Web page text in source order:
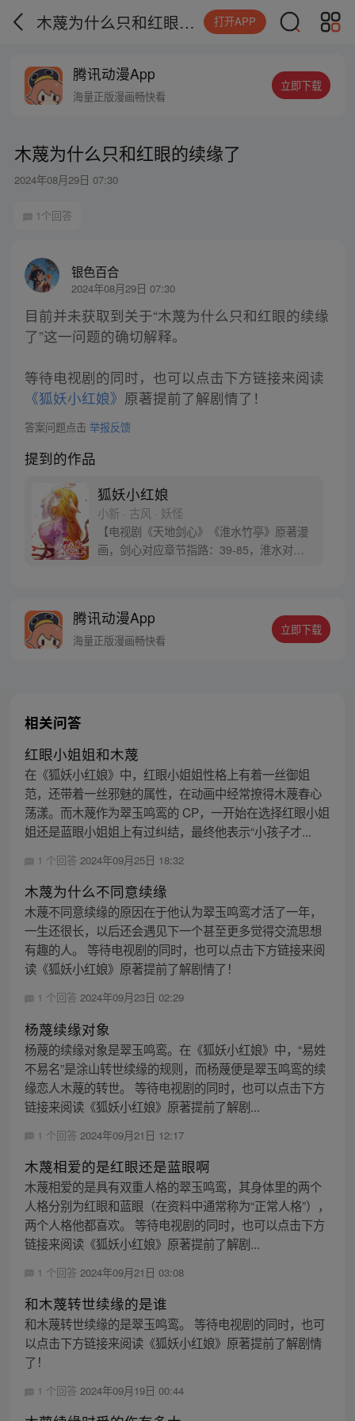
木蔑为什么只和红眼的续缘了 打开APP
腾讯动漫App
海量正版漫画畅快看
立即下载
木蔑为什么只和红眼的续缘了
2024年08月29日 07:30
1个回答
银色百合
2024年08月29日 07:30
目前并未获取到关于“木蔑为什么只和红眼的续缘
了”这一问题的确切解释。
等待电视剧的同时，也可以点击下方链接来阅读
《狐妖小红娘》 原著提前了解剧情了！
答案问题点击 举报反馈
提到的作品
狐妖小红娘
小新 · 古风 · 妖怪
【电视剧《天地剑心》《淮水竹亭》原著漫
画，剑心对应章节指路：39-85，淮水对应
腾讯动漫App
海量正版漫画畅快看
立即下载
相关问答
红眼小姐姐和木蔑
在《狐妖小红娘》中，红眼小姐姐性格上有着一丝御姐
范，还带着一丝邪魅的属性，在动画中经常撩得木蔑春心
荡漾。而木蔑作为翠玉鸣鸾的 CP，一开始在选择红眼小姐
姐还是蓝眼小姐姐上有过纠结，最终他表示“小孩子才...
1 个回答 2024年09月25日 18:32
木蔑为什么不同意续缘
木蔑不同意续缘的原因在于他认为翠玉鸣鸾才活了一年，
一生还很长，以后还会遇见下一个甚至更多觉得交流思想
有趣的人。 等待电视剧的同时，也可以点击下方链接来阅
读《狐妖小红娘》原著提前了解剧情了！
1 个回答 2024年09月23日 02:29
杨蔑续缘对象
杨蔑的续缘对象是翠玉鸣鸾。在《狐妖小红娘》中，“易姓
不易名”是涂山转世续缘的规则，而杨蔑便是翠玉鸣鸾的续
缘恋人木蔑的转世。 等待电视剧的同时，也可以点击下方
链接来阅读《狐妖小红娘》原著提前了解剧...
1 个回答 2024年09月21日 12:17
木蔑相爱的是红眼还是蓝眼啊
木蔑相爱的是具有双重人格的翠玉鸣鸾，其身体里的两个
人格分别为红眼和蓝眼（在资料中通常称为“正常人格”），
两个人格他都喜欢。 等待电视剧的同时，也可以点击下方
链接来阅读《狐妖小红娘》原著提前了解剧...
1 个回答 2024年09月21日 03:08
和木蔑转世续缘的是谁
和木蔑转世续缘的是翠玉鸣鸾。 等待电视剧的同时，也可
以点击下方链接来阅读《狐妖小红娘》原著提前了解剧情
了！
1 个回答 2024年09月19日 00:44